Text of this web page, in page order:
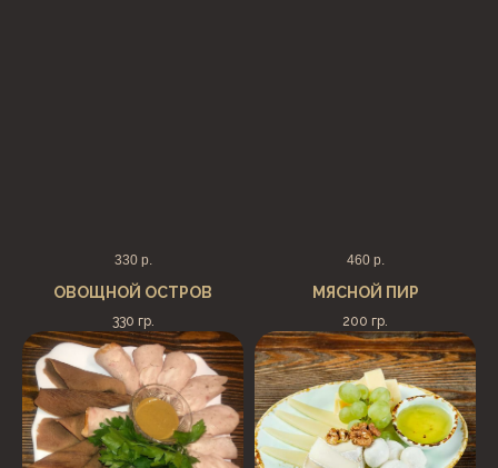
330 р.
ОВОЩНОЙ ОСТРОВ
330 гр.
460 р.
МЯСНОЙ ПИР
200 гр.